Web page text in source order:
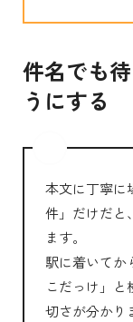
件名でも
うにする
本文に丁寧に
件」だけだと
ます。
駅に着いてか
こだっけ」
切さが分かり